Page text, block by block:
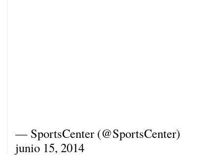
— SportsCenter (@SportsCenter)
junio 15, 2014